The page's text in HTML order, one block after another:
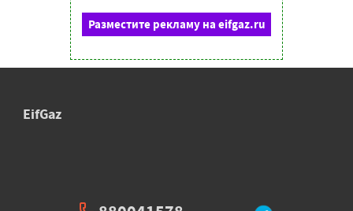
Разместите рекламу на eifgaz.ru
EifGaz